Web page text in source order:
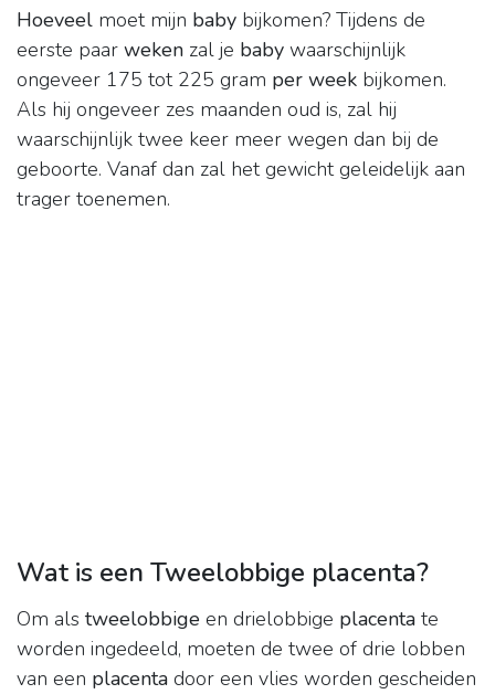
Hoeveel moet mijn baby bijkomen? Tijdens de
eerste paar weken zal je baby waarschijnlijk
ongeveer 175 tot 225 gram per week bijkomen.
Als hij ongeveer zes maanden oud is, zal hij
waarschijnlijk twee keer meer wegen dan bij de
geboorte. Vanaf dan zal het gewicht geleidelijk aan
trager toenemen.
Wat is een Tweelobbige placenta?
Om als tweelobbige en drielobbige placenta te
worden ingedeeld, moeten de twee of drie lobben
van een placenta door een vlies worden gescheiden